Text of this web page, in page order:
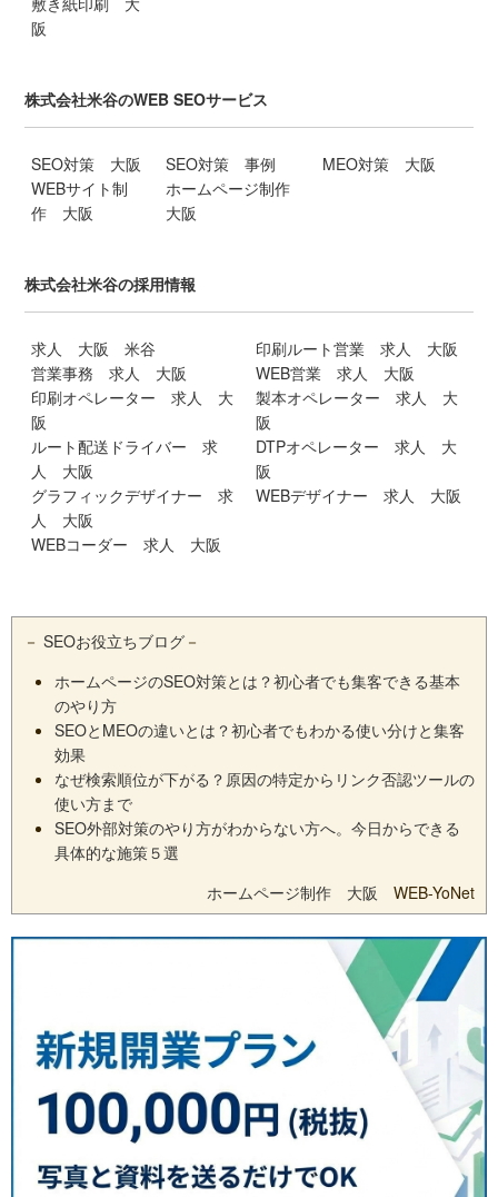
阪
株式会社米谷のWEB SEOサービス
SEO対策 大阪
WEBサイト制
作 大阪
SEO対策 事例
ホームページ制作
大阪
MEO対策 大阪
株式会社米谷の採用情報
求人 大阪 米谷
営業事務 求人 大阪
印刷オペレーター 求人 大
阪
ルート配送ドライバー 求
人 大阪
グラフィックデザイナー 求
人 大阪
WEBコーダー 求人 大阪
印刷ルート営業 求人 大阪
WEB営業 求人 大阪
製本オペレーター 求人 大
阪
DTPオペレーター 求人 大
阪
WEBデザイナー 求人 大阪
－ SEOお役立ちブログ －
ホームページのSEO対策とは？初心者でも集客できる基本
のやり方
SEOとMEOの違いとは？初心者でもわかる使い分けと集客
効果
なぜ検索順位が下がる？原因の特定からリンク否認ツールの
使い方まで
SEO外部対策のやり方がわからない方へ。今日からできる
具体的な施策５選
ホームページ制作 大阪 WEB-YoNet